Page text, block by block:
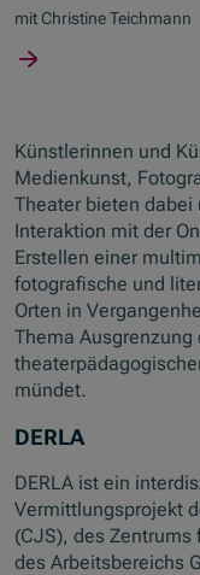
mit Christine Teichmann
Künstlerinnen und
Medienkunst,
Theater bieten
Interaktion mit der
Erstellen einer
fotografische und
Orten in
Thema
mündet.
DERLA
DERLA ist ein
Vermittlungsprojekt
(CJS), des
des Arbeitsbereichs